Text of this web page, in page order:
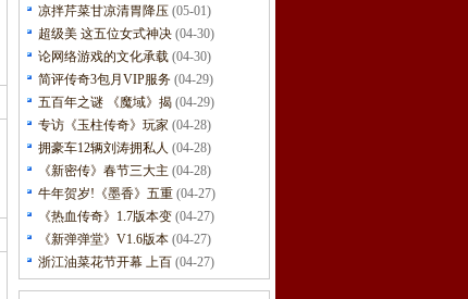
凉拌芹菜甘凉清胃降压 (05-01)
超级美 这五位女式神决 (04-30)
论网络游戏的文化承载 (04-30)
简评传奇3包月VIP服务 (04-29)
五百年之谜 《魔域》揭 (04-29)
专访《玉柱传奇》玩家 (04-28)
拥豪车12辆刘涛拥私人 (04-28)
《新密传》春节三大主 (04-28)
牛年贺岁!《墨香》五重 (04-27)
《热血传奇》1.7版本变 (04-27)
《新弹弹堂》V1.6版本 (04-27)
浙江油菜花节开幕 上百 (04-27)